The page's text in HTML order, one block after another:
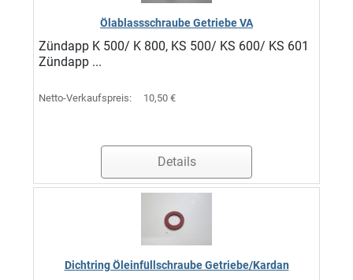
Ölablassschraube Getriebe VA
Zündapp K 500/ K 800, KS 500/ KS 600/ KS 601
Zündapp ...
Netto-Verkaufspreis: 10,50 €
Details
Dichtring Öleinfüllschraube Getriebe/Kardan